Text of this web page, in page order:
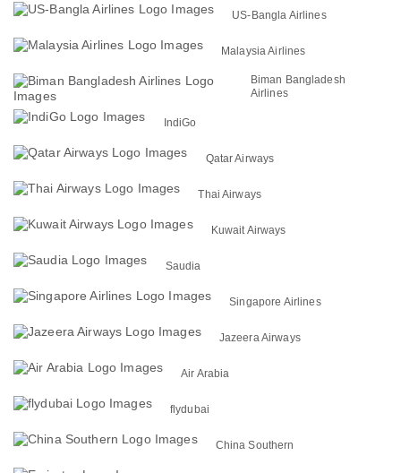
US-Bangla Airlines
Malaysia Airlines
Biman Bangladesh
Airlines
IndiGo
Qatar Airways
Thai Airways
Kuwait Airways
Saudia
Singapore Airlines
Jazeera Airways
Air Arabia
flydubai
China Southern